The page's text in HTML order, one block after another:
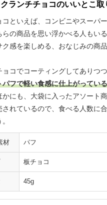
ランチチョコのいいとこ取
コといえば、コンビニやスーパ
らの商品を思い浮かべる人もい
感を楽しめる、おなじみの商品
ョコでコーティングしてありつ
パフで軽い食感に仕上がっている
かにも、大袋に入ったアソート
されているので、食べる人数に
材 パフ
板チョコ
45g